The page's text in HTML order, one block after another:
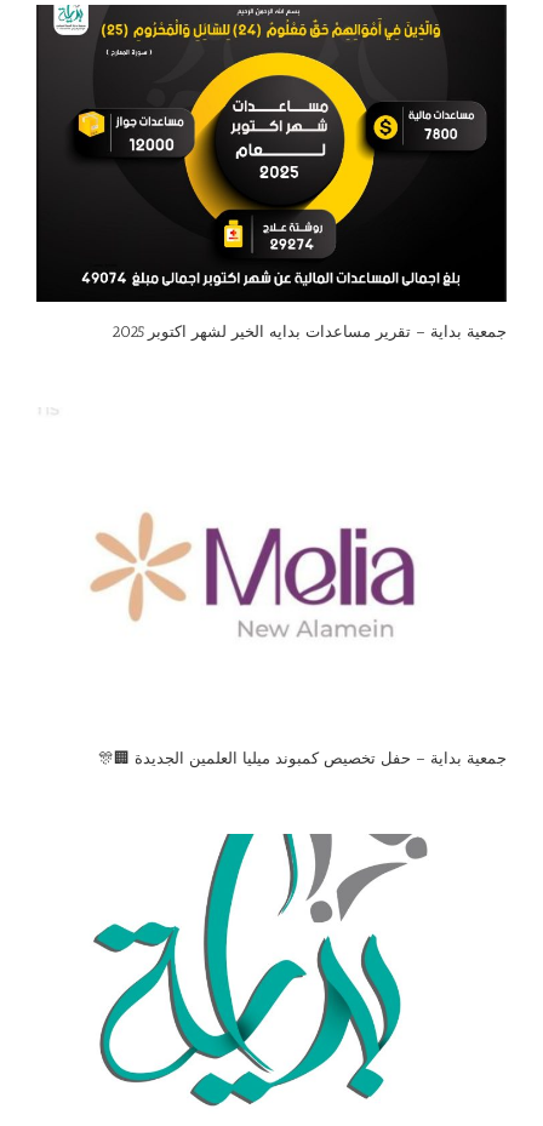
جمعية بداية – تقرير مساعدات بدايه الخير لشهر اكتوبر 2025
جمعية بداية – حفل تخصيص كمبوند ميليا العلمين الجديدة 🏢🎊